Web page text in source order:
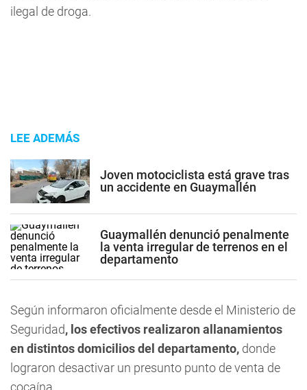
ilegal de droga.
LEE ADEMÁS
Joven motociclista está grave tras
un accidente en Guaymallén
Guaymallén denunció penalmente
la venta irregular de terrenos en el
departamento
Según informaron oficialmente desde el Ministerio de
Seguridad, los efectivos realizaron allanamientos
en distintos domicilios del departamento, donde
lograron desactivar un presunto punto de venta de
cocaína.